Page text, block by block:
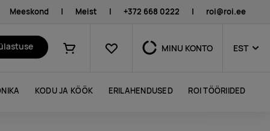
Meeskond | Meist | +372 668 0222 | roi@roi.ee
Ostukorv
Lemmikud MINU KONTO EST
KODU JA KÖÖK ERILAHENDUSED ROI TÖÖRIIDED